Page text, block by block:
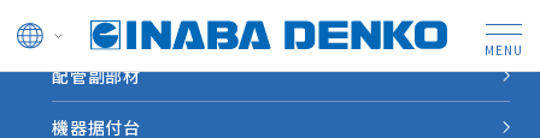
ドレン管
配管副部材
機器据付台
HOME
新着情報
プラロックシリーズに、「PR-401-S」が追加！サイズバリエ